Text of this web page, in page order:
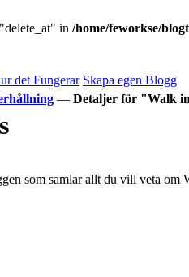
in /home/feworkse/
det Fungerar Skapa egen Blogg
— Detaljer för "Walk
som samlar allt du vill veta om